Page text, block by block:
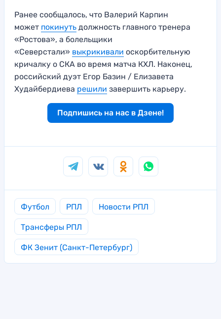
Ранее сообщалось, что Валерий Карпин
может покинуть должность главного тренера
«Ростова», а болельщики
«Северстали» выкрикивали оскорбительную
кричалку о СКА во время матча КХЛ. Наконец,
российский дуэт Егор Базин / Елизавета
Худайбердиева решили завершить карьеру.
Подпишись на нас в Дзене!
Футбол РПЛ Новости РПЛ
Трансферы РПЛ
ФК Зенит (Санкт-Петербург)